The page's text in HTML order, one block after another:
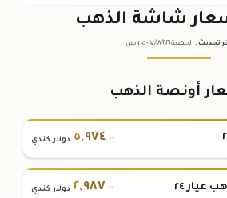
شاشة الذهب
تحديث : الجمعة ٠٧ /٠٨/٢٠٢٦ - ٠١:٠٥ ص
أونصة الذهب
٥,٩٧٤.٠٠ دولار كندي
٢٤ ٢,٩٨٧.٠٠ دولار كندي